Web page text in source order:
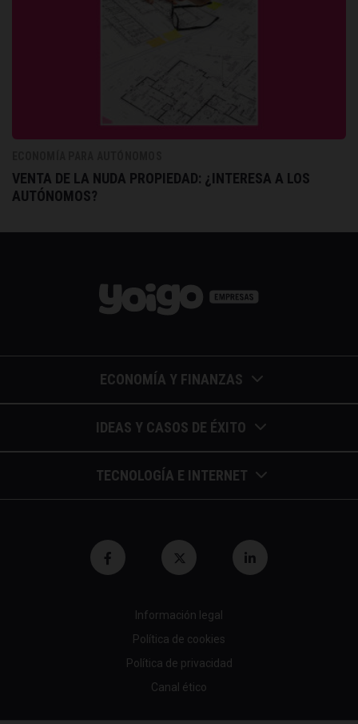
VENTA DE LA NUDA PROPIEDAD: ¿INTERESA A LOS
AUTÓNOMOS?
ECONOMÍA Y FINANZAS
Barómetros de sueldos
Economía colaborativa
Economía para Pymes
Fiscalidad y hacienda
IDEAS Y CASOS DE ÉXITO
Calendario de eventos
Casos de éxito
Entrevistas / autores
Gestión y liderazgo
Psicología y coaching
TECNOLOGÍA E INTERNET
Blockchain y similares
Nuevas profesiones
Información legal
Política de cookies
Política de privacidad
Canal ético